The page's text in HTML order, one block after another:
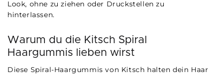
Look, ohne zu ziehen oder Druckstellen zu
hinterlassen.
Warum du die Kitsch Spiral
Haargummis lieben wirst
Diese Spiral-Haargummis von Kitsch halten dein Haar